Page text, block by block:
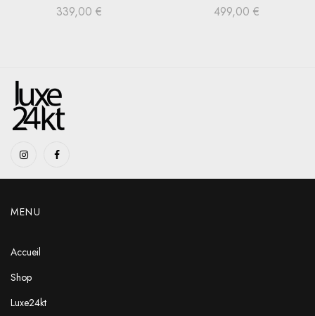
339,00 € 499,00 €
MENU
Accueil
Shop
Luxe24kt